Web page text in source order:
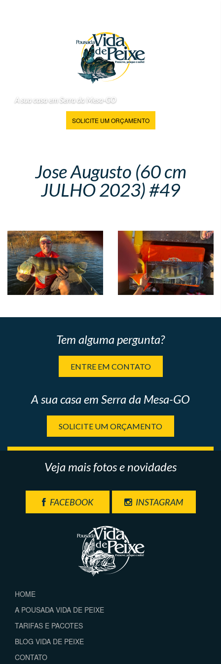
A sua casa em Serra da Mesa-GO
SOLICITE UM ORÇAMENTO
Jose Augusto (60 cm
JULHO 2023) #49
Tem alguma pergunta?
ENTRE EM CONTATO
A sua casa em Serra da Mesa-GO
SOLICITE UM ORÇAMENTO
Veja mais fotos e novidades
FACEBOOK INSTAGRAM
HOME
A POUSADA VIDA DE PEIXE
TARIFAS E PACOTES
BLOG VIDA DE PEIXE
CONTATO